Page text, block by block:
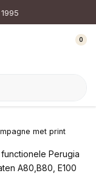
0
met print
Perugia
A80,B80, E100